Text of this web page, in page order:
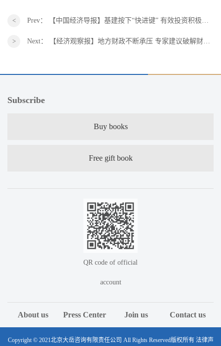
Prev： 【中国经济导报】基建按下“快进键” 有效投资积极发力拉动作用凸显
Next： 【经济观察报】地方财政不断承压 专家建议破解财政现实困境的九种办法
Subscribe
Buy books
Free gift book
QR code of official
account
About us Press Center Join us Contact us
Copyright © 2021北京大岳咨询有限责任公司 All Rights Reserved版权所有 法律声